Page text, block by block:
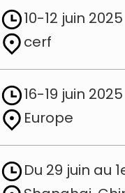
10-12 juin 2025
cerf
16-19 juin 2025
Europe
Du 29 juin au